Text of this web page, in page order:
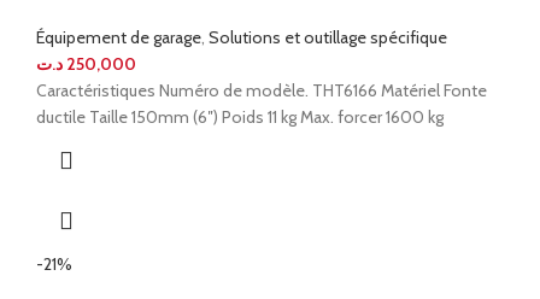
Équipement de garage, Solutions et outillage spécifique
250,000 د.ت
Caractéristiques Numéro de modèle. THT6166 Matériel Fonte
ductile Taille 150mm (6″) Poids 11 kg Max. forcer 1600 kg
-21%